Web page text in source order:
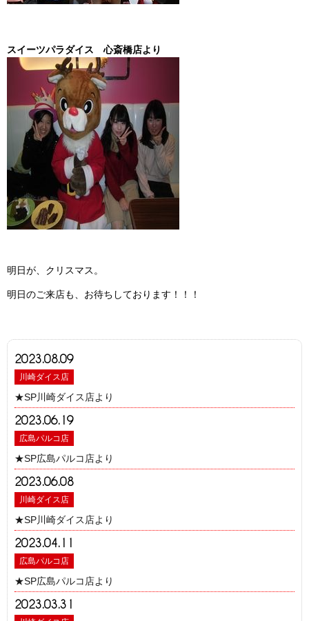
2023.08.09
川崎ダイス店
★SP川崎ダイス店より
2023.06.19
広島パルコ店
★SP広島パルコ店より
2023.06.08
川崎ダイス店
★SP川崎ダイス店より
2023.04.11
広島パルコ店
★SP広島パルコ店より
2023.03.31
スイーツパラダイス 心斎橋店より
明日が、クリスマス。
明日のご来店も、お待ちしております！！！